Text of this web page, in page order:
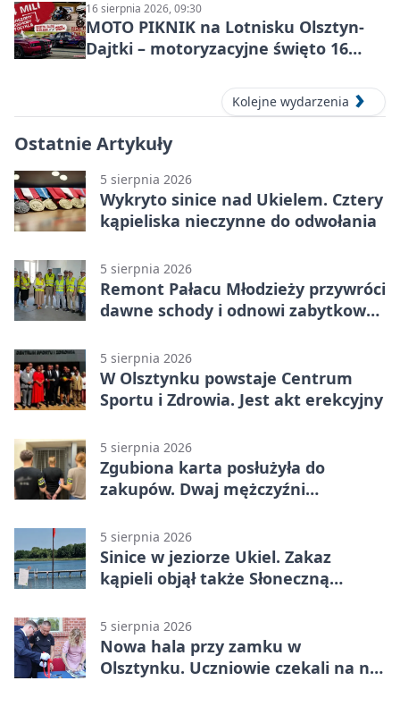
16 sierpnia 2026, 09:30
MOTO PIKNIK na Lotnisku Olsztyn-
Dajtki – motoryzacyjne święto 16
Kolejne wydarzenia
Ostatnie Artykuły
5 sierpnia 2026
Wykryto sinice nad Ukielem. Cztery
kąpieliska nieczynne do odwołania
5 sierpnia 2026
Remont Pałacu Młodzieży przywróci
dawne schody i odnowi zabytkowy
5 sierpnia 2026
W Olsztynku powstaje Centrum
Sportu i Zdrowia. Jest akt erekcyjny
5 sierpnia 2026
Zgubiona karta posłużyła do
zakupów. Dwaj mężczyźni
5 sierpnia 2026
Sinice w jeziorze Ukiel. Zakaz
kąpieli objął także Słoneczną
5 sierpnia 2026
Nowa hala przy zamku w
Olsztynku. Uczniowie czekali na nią